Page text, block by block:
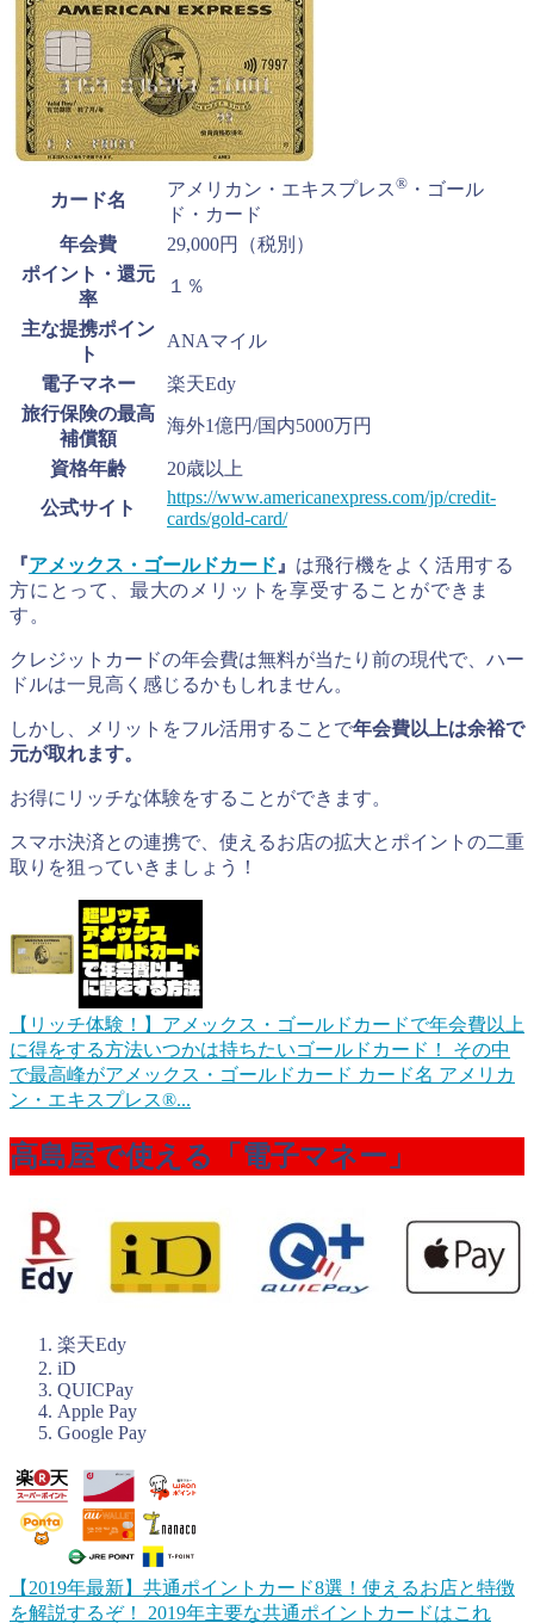
カード名
アメリカン・エキスプレス ® ・ゴール
ド・カード
年会費
29,000円（税別）
ポイント・還元
率
１％
主な提携ポイン
ト
ANAマイル
電子マネー
楽天Edy
旅行保険の最高
補償額
海外1億円/国内5000万円
資格年齢
20歳以上
公式サイト
https://www.americanexpress.com/jp/credit-
cards/gold-card/
『アメックス・ゴールドカード 』 は飛行機をよく活用する
方にとって、最大のメリットを享受することができま
す。
クレジットカードの年会費は無料が当たり前の現代で、ハー
ドルは一見高く感じるかもしれません。
しかし、メリットをフル活用することで年会費以上は余裕で
元が取れます。
お得にリッチな体験をすることができます。
スマホ決済との連携で、使えるお店の拡大とポイントの二重
取りを狙っていきましょう！
【リッチ体験！】アメックス・ゴールドカードで年会費以上
に得をする方法いつかは持ちたいゴールドカード！ その中
で最高峰がアメックス・ゴールドカード カード名 アメリカ
ン・エキスプレス®...
高島屋で使える「電子マネー」
楽天Edy
iD
QUICPay
Apple Pay
Google Pay
【2019年最新】共通ポイントカード8選！使えるお店と特徴
を解説するぞ！
2019年主要な共通ポイントカードはこれ